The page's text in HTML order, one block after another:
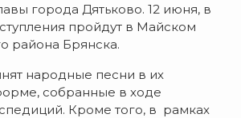
города Дятьково. 12 июня, в
пройдут в Майском
района Брянска.
народные песни в их
собранные в ходе
Кроме того, в рамках